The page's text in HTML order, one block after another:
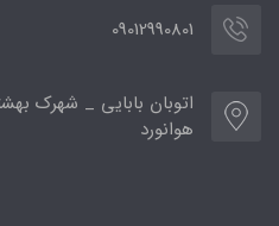
09012990801
هوانورد